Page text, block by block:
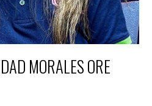
MORALES ORE